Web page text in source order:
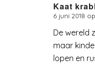
Kaat
zegt:
6 juni 2018
De wereld
maar
lopen en